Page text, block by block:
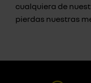
cualquiera de
pierdas nuestras